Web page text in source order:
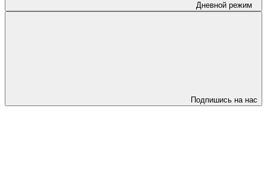
Дневной режим
Подпишись на нас